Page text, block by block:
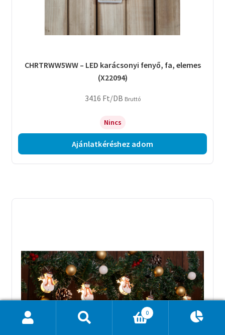
CHRTRWW5WW – LED karácsonyi fenyő, fa, elemes
(X22094)
3416 Ft/DB Bruttó
Nincs
Ajánlatkéréshez adom
0
Ajánlatkosár 0